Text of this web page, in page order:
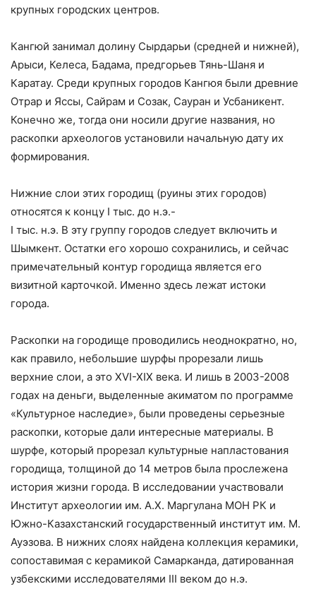
крупных городских центров.
Кангюй занимал долину Сырдарьи (средней и нижней),
Арыси, Келеса, Бадама, предгорьев Тянь-Шаня и
Каратау. Среди крупных городов Кангюя были древние
Отрар и Яссы, Сайрам и Созак, Сауран и Усбаникент.
Конечно же, тогда они носили другие названия, но
раскопки археологов установили начальную дату их
формирования.
Нижние слои этих городищ (руины этих городов)
относятся к концу I тыс. до н.э.-
I тыс. н.э. В эту группу городов следует включить и
Шымкент. Остатки его хорошо сохранились, и сейчас
примечательный контур городища является его
визитной карточкой. Именно здесь лежат истоки
города.
Раскопки на городище проводились неоднократно, но,
как правило, небольшие шурфы прорезали лишь
верхние слои, а это XVI-XIX века. И лишь в 2003-2008
годах на деньги, выделенные акиматом по программе
«Культурное наследие», были проведены серьезные
раскопки, которые дали интересные материалы. В
шурфе, который прорезал культурные напластования
городища, толщиной до 14 метров была прослежена
история жизни города. В исследовании участвовали
Институт археологии им. А.Х. Маргулана МОН РК и
Южно-Казахстанский государственный институт им. М.
Ауэзова. В нижних слоях найдена коллекция керамики,
сопоставимая с керамикой Самарканда, датированная
узбекскими исследователями III веком до н.э.